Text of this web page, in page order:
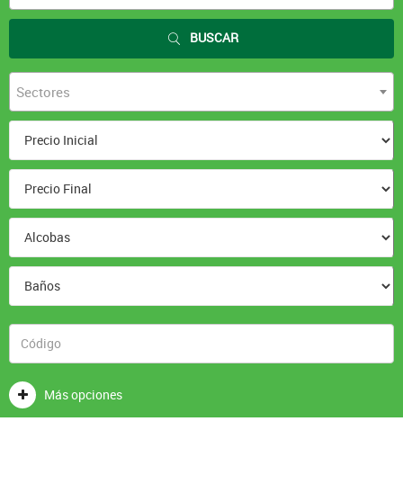
BUSCAR
Sectores
Más opciones